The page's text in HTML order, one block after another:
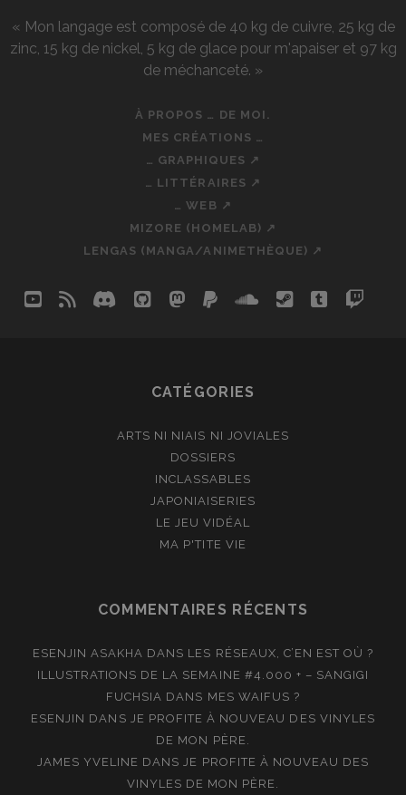
« Mon langage est composé de 40 kg de cuivre, 25 kg de
zinc, 15 kg de nickel, 5 kg de glace pour m'apaiser et 97 kg
de méchanceté. »
À PROPOS … DE MOI.
MES CRÉATIONS …
… GRAPHIQUES ↗
… LITTÉRAIRES ↗
… WEB ↗
MIZORE (HOMELAB) ↗
LENGAS (MANGA/ANIMETHÈQUE) ↗
youtube
rss discord
githubmastodon
paypalsoundcloud
steamtumblr
CATÉGORIES
ARTS NI NIAIS NI JOVIALES
DOSSIERS
INCLASSABLES
JAPONIAISERIES
LE JEU VIDÉAL
MA P'TITE VIE
COMMENTAIRES RÉCENTS
ESENJIN ASAKHA DANS LES RÉSEAUX, C’EN EST OÙ ?
ILLUSTRATIONS DE LA SEMAINE #4.000 + – SANGIGI
FUCHSIA DANS MES WAIFUS ?
ESENJIN DANS JE PROFITE À NOUVEAU DES VINYLES
DE MON PÈRE.
JAMES YVELINE DANSJE PROFITE À NOUVEAU DES
VINYLES DE MON PÈRE.